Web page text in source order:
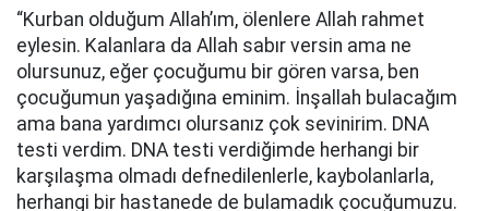
“Kurban olduğum Allah’ım, ölenlere Allah rahmet
eylesin. Kalanlara da Allah sabır versin ama ne
olursunuz, eğer çocuğumu bir gören varsa, ben
çocuğumun yaşadığına eminim. İnşallah bulacağım
ama bana yardımcı olursanız çok sevinirim. DNA
testi verdim. DNA testi verdiğimde herhangi bir
karşılaşma olmadı defnedilenlerle, kaybolanlarla,
herhangi bir hastanede de bulamadık çocuğumuzu.